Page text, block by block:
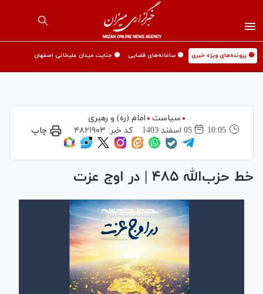
🟡 پرونده‌های ویژه خبری 🟡 سامانه‌های قضایی 🟡 جنایت میدان علیخانی اصفهان
سیاست
امام (ره) و رهبری
10:05
05 اسفند 1403 کد خبر: ۴۸۲۱۹۰۳ چاپ
خط حزب‌الله ۴۸۵ | در اوج عزت